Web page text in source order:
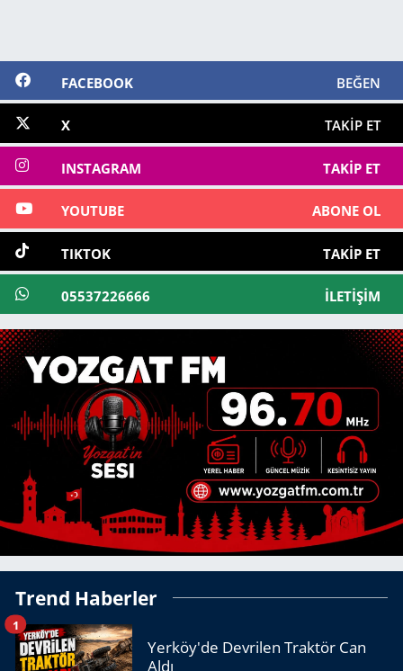
FACEBOOK BEĞEN
X TAKIP ET
INSTAGRAM TAKIP ET
YOUTUBE ABONE OL
TIKTOK TAKIP ET
05537226666 İLETIŞIM
Trend Haberler
Yerköy'de Devrilen Traktör Can
Aldı
1